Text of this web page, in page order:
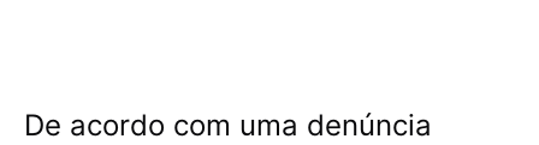
De acordo com uma denúncia